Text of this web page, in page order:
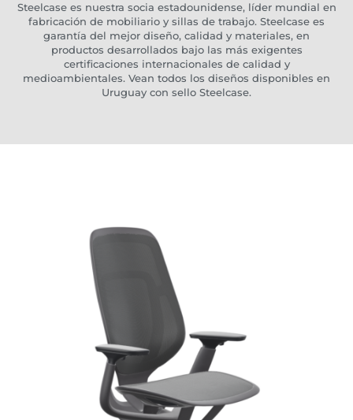
Steelcase es nuestra socia estadounidense, líder mundial en
fabricación de mobiliario y sillas de trabajo. Steelcase es
garantía del mejor diseño, calidad y materiales, en
productos desarrollados bajo las más exigentes
certificaciones internacionales de calidad y
medioambientales. Vean todos los diseños disponibles en
Uruguay con sello Steelcase.